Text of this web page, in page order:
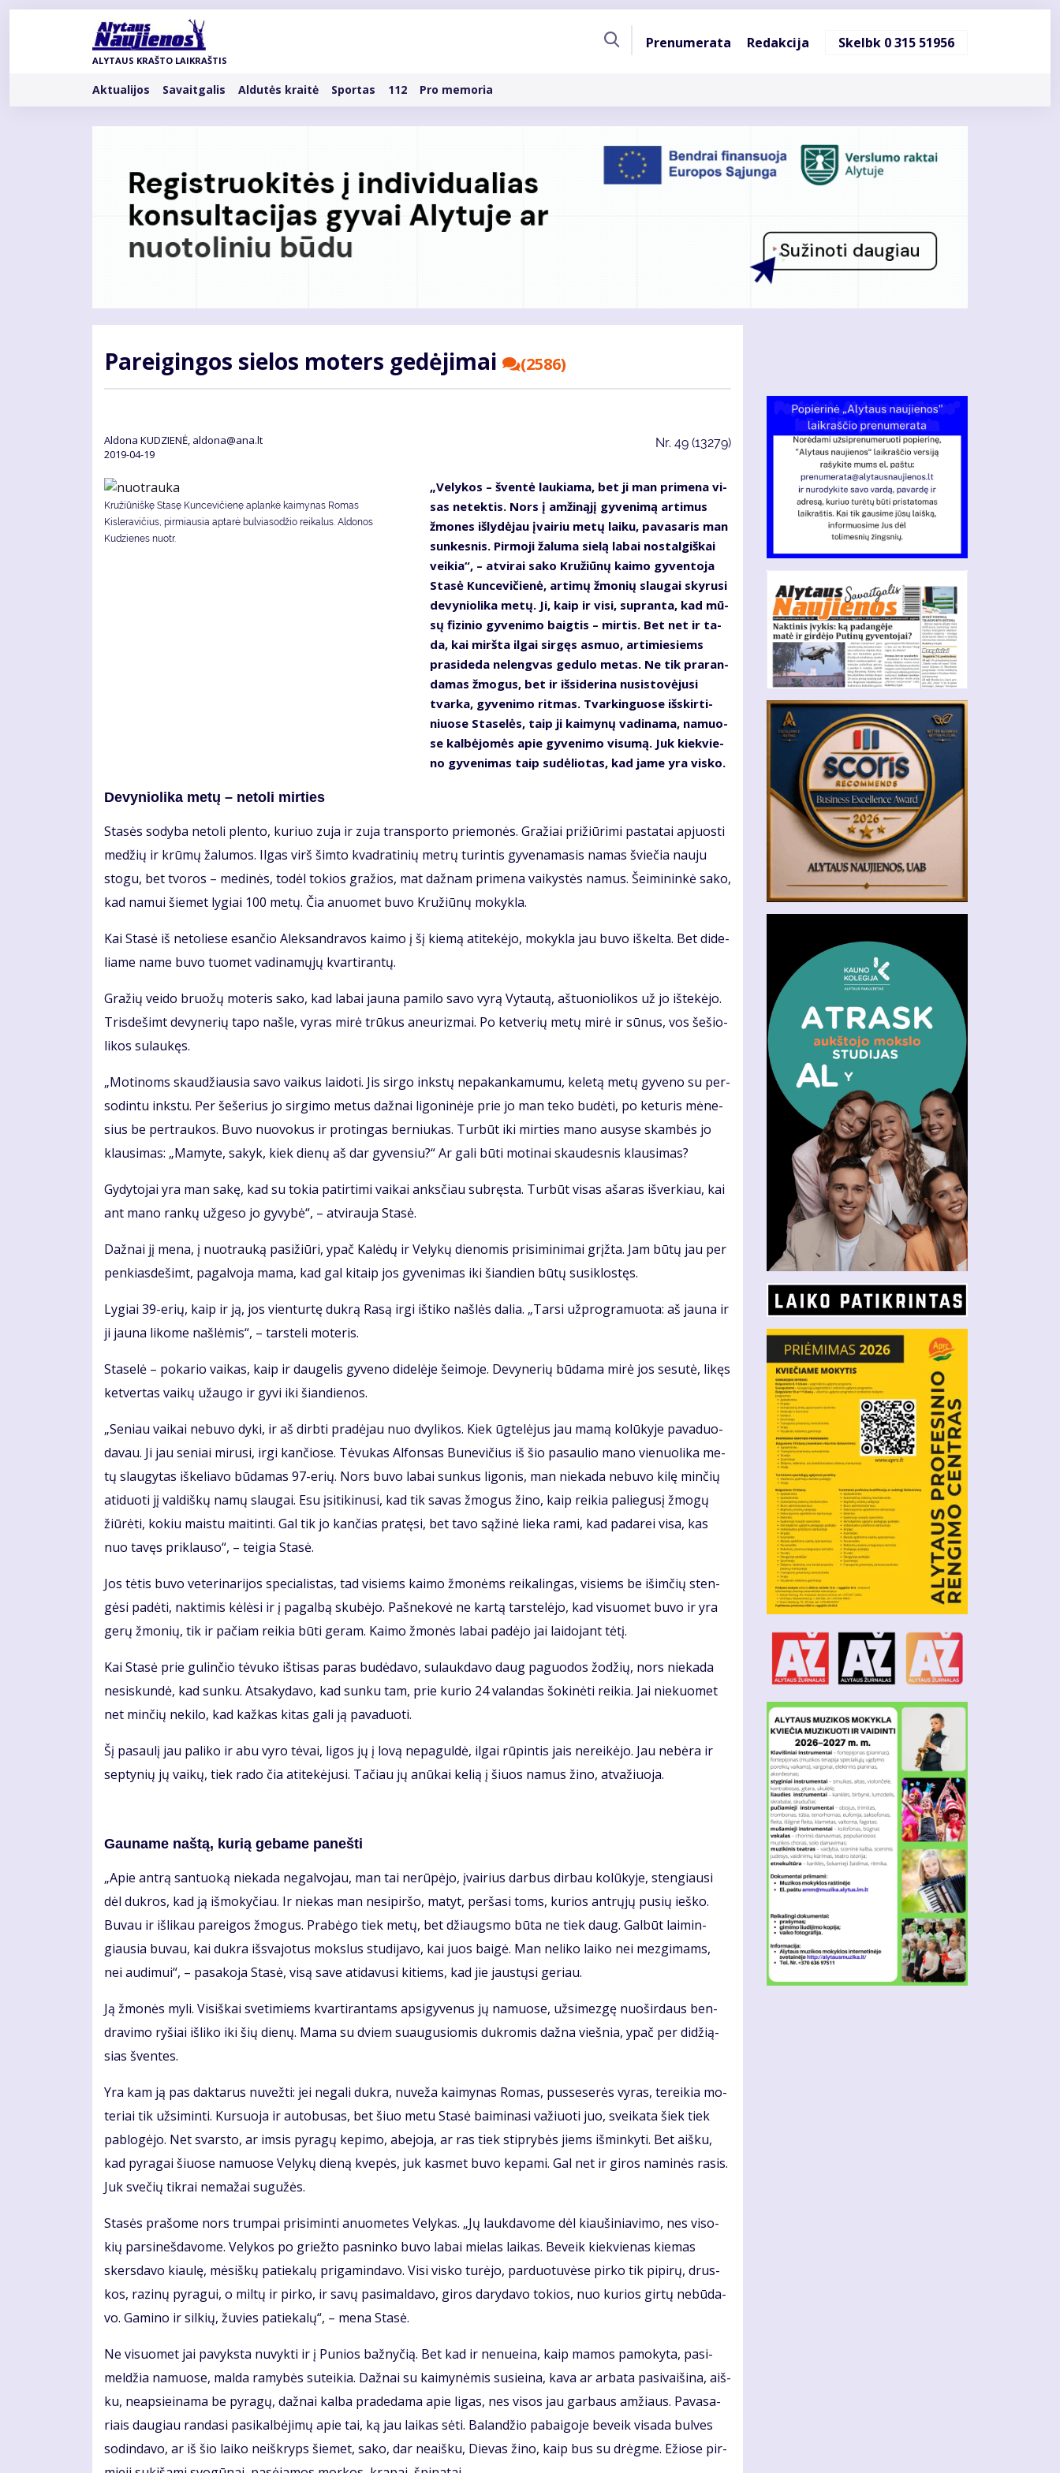
Pereiti
ALYTAUS KRAŠTO LAIKRAŠTIS
Pagrindinė
Prenumerata Redakcija Skelbk 0 315 51956
Rubrikos
Aktualijos Savaitgalis Aldutės kraitė Sportas 112 Pro memoria
Pa­rei­gin­gos sie­los mo­ters ge­dė­ji­mai (2586)
Aldona KUDZIENĖ, aldona@ana.lt
2019-04-19
Nr. 49 (13279)
Kružiūniškę Stasę Kuncevičienę aplankė kaimynas Romas
Kisleravičius, pirmiausia aptarė bulviasodžio reikalus. Aldonos
Kudzienes nuotr.
„Ve­ly­kos – šven­tė lau­kia­ma, bet ji man pri­me­na vi­
sas ne­tek­tis. Nors į am­ži­ną­jį gy­ve­ni­mą ar­ti­mus
žmo­nes iš­ly­dė­jau įvai­riu me­tų lai­ku, pa­va­sa­ris man
sun­kes­nis. Pir­mo­ji ža­lu­ma sie­lą la­bai nos­tal­giš­kai
vei­kia“, – at­vi­rai sa­ko Kru­žiū­nų kai­mo gy­ven­to­ja
Sta­sė Kun­ce­vi­čie­nė, ar­ti­mų žmo­nių slau­gai sky­ru­si
de­vy­nio­li­ka me­tų. Ji, kaip ir vi­si, su­pran­ta, kad mū­
sų fi­zi­nio gy­ve­ni­mo baig­tis – mir­tis. Bet net ir ta­
da, kai mirš­ta il­gai sir­gęs as­muo, ar­ti­mie­siems
pra­si­de­da ne­leng­vas ge­du­lo me­tas. Ne tik pra­ran­
da­mas žmo­gus, bet ir iš­si­de­ri­na nu­si­sto­vė­ju­si
tvar­ka, gy­ve­ni­mo rit­mas. Tvar­kin­guo­se iš­skir­ti­
niuo­se Sta­se­lės, taip ji kai­my­nų va­di­na­ma, na­muo­
se kal­bė­jo­mės apie gy­ve­ni­mo vi­su­mą. Juk kiek­vie­
no gy­ve­ni­mas taip su­dė­lio­tas, kad ja­me yra vis­ko.
De­vy­nio­li­ka me­tų – ne­to­li mir­ties
Sta­sės so­dy­ba ne­to­li plen­to, ku­riuo zu­ja ir zu­ja trans­por­to prie­mo­nės. Gra­žiai pri­žiū­ri­mi pa­sta­tai ap­juos­ti
me­džių ir krū­mų ža­lu­mos. Il­gas virš šim­to kvad­ra­ti­nių met­rų tu­rin­tis gy­ve­na­ma­sis na­mas švie­čia nau­ju
sto­gu, bet tvo­ros – me­di­nės, to­dėl to­kios gra­žios, mat daž­nam pri­me­na vai­kys­tės na­mus. Šei­mi­nin­kė sa­ko,
kad na­mui šie­met ly­giai 100 me­tų. Čia anuo­met bu­vo Kru­žiū­nų mo­kyk­la.
Kai Sta­sė iš ne­to­lie­se esan­čio Alek­san­dra­vos kai­mo į šį kie­mą ati­te­kė­jo, mo­kyk­la jau bu­vo iš­kel­ta. Bet di­de­
lia­me na­me bu­vo tuo­met va­di­na­mų­jų kvar­ti­ran­tų.
Gra­žių vei­do bruo­žų mo­te­ris sa­ko, kad la­bai jau­na pa­mi­lo sa­vo vy­rą Vy­tau­tą, aš­tuo­nio­li­kos už jo iš­te­kė­jo.
Tris­de­šimt de­vy­ne­rių ta­po naš­le, vy­ras mi­rė trū­kus aneu­riz­mai. Po ket­ve­rių me­tų mi­rė ir sū­nus, vos še­šio­
li­kos su­lau­kęs.
„Mo­ti­noms skau­džiau­sia sa­vo vai­kus lai­do­ti. Jis sir­go inks­tų ne­pa­kan­ka­mu­mu, ke­le­tą me­tų gy­ve­no su per­
so­din­tu inks­tu. Per še­še­rius jo sir­gi­mo me­tus daž­nai li­go­ni­nė­je prie jo man te­ko bu­dė­ti, po ke­tu­ris mė­ne­
sius be per­trau­kos. Bu­vo nuo­vo­kus ir pro­tin­gas ber­niu­kas. Tur­būt iki mir­ties ma­no au­sy­se skam­bės jo
klau­si­mas: „Ma­my­te, sa­kyk, kiek die­nų aš dar gy­ven­siu?“ Ar ga­li bū­ti mo­ti­nai skau­des­nis klau­si­mas?
Gy­dy­to­jai yra man sa­kę, kad su to­kia pa­tir­ti­mi vai­kai anks­čiau su­bręs­ta. Tur­būt vi­sas aša­ras iš­ver­kiau, kai
ant ma­no ran­kų už­ge­so jo gy­vy­bė“, – at­vi­rau­ja Sta­sė.
Daž­nai jį me­na, į nuo­trau­ką pa­si­žiū­ri, ypač Ka­lė­dų ir Ve­ly­kų die­no­mis pri­si­mi­ni­mai grįž­ta. Jam bū­tų jau per
pen­kias­de­šimt, pa­gal­vo­ja ma­ma, kad gal ki­taip jos gy­ve­ni­mas iki šian­dien bū­tų su­si­klos­tęs.
Ly­giai 39-erių, kaip ir ją, jos vien­tur­tę duk­rą Ra­są ir­gi iš­ti­ko naš­lės da­lia. „Tar­si už­prog­ra­muo­ta: aš jau­na ir
ji jau­na li­ko­me naš­lė­mis“, – tars­te­li mo­te­ris.
Sta­se­lė – po­ka­rio vai­kas, kaip ir dau­ge­lis gy­ve­no di­de­lė­je šei­mo­je. De­vy­ne­rių bū­da­ma mi­rė jos se­su­tė, li­kęs
ket­ver­tas vai­kų už­au­go ir gy­vi iki šian­die­nos.
„Se­niau vai­kai ne­bu­vo dy­ki, ir aš dirb­ti pra­dė­jau nuo dvy­li­kos. Kiek ūg­te­lė­jus jau ma­mą ko­lū­ky­je pa­va­duo­
da­vau. Ji jau se­niai mi­ru­si, ir­gi kan­čio­se. Tė­vu­kas Al­fon­sas Bu­ne­vi­čius iš šio pa­sau­lio ma­no vie­nuo­li­ka me­
tų slau­gy­tas iš­ke­lia­vo bū­da­mas 97-erių. Nors bu­vo la­bai sun­kus li­go­nis, man nie­ka­da ne­bu­vo ki­lę min­čių
ati­duo­ti jį val­diš­kų na­mų slau­gai. Esu įsi­ti­ki­nu­si, kad tik sa­vas žmo­gus ži­no, kaip rei­kia pa­lie­gu­sį žmo­gų
žiū­rė­ti, ko­kiu mais­tu mai­tin­ti. Gal tik jo kan­čias pra­tę­si, bet ta­vo są­ži­nė lie­ka ra­mi, kad pa­da­rei vi­sa, kas
nuo ta­vęs pri­klau­so“, – tei­gia Sta­sė.
Jos tė­tis bu­vo ve­te­ri­na­ri­jos spe­cia­lis­tas, tad vi­siems kai­mo žmo­nėms rei­ka­lin­gas, vi­siems be iš­im­čių sten­
gė­si pa­dė­ti, nak­ti­mis kė­lė­si ir į pa­gal­bą sku­bė­jo. Pa­šne­ko­vė ne kar­tą tars­te­lė­jo, kad vi­suo­met bu­vo ir yra
ge­rų žmo­nių, tik ir pa­čiam rei­kia bū­ti ge­ram. Kai­mo žmo­nės la­bai pa­dė­jo jai lai­do­jant tė­tį.
Kai Sta­sė prie gu­lin­čio tė­vu­ko iš­ti­sas pa­ras bu­dė­da­vo, su­lauk­da­vo daug pa­guo­dos žo­džių, nors nie­ka­da
ne­si­skun­dė, kad sun­ku. At­sa­ky­da­vo, kad sun­ku tam, prie ku­rio 24 va­lan­das šo­ki­nė­ti rei­kia. Jai nie­kuo­met
net min­čių ne­ki­lo, kad kaž­kas ki­tas ga­li ją pa­va­duo­ti.
Šį pa­sau­lį jau pa­li­ko ir abu vy­ro tė­vai, li­gos jų į lo­vą ne­pa­gul­dė, il­gai rū­pin­tis jais ne­rei­kė­jo. Jau ne­bė­ra ir
sep­ty­nių jų vai­kų, tiek ra­do čia ati­te­kė­ju­si. Ta­čiau jų anū­kai ke­lią į šiuos na­mus ži­no, at­va­žiuo­ja.
Gau­na­me naš­tą, ku­rią ge­ba­me pa­neš­ti
„Apie an­trą san­tuo­ką nie­ka­da ne­gal­vo­jau, man tai ne­rū­pė­jo, įvai­rius dar­bus dir­bau ko­lū­ky­je, sten­giau­si
dėl duk­ros, kad ją iš­mo­ky­čiau. Ir nie­kas man ne­si­pir­šo, ma­tyt, per­ša­si toms, ku­rios ant­rų­jų pu­sių ieš­ko.
Bu­vau ir iš­li­kau pa­rei­gos žmo­gus. Pra­bė­go tiek me­tų, bet džiaugs­mo bū­ta ne tiek daug. Gal­būt lai­min­
giau­sia bu­vau, kai duk­ra iš­sva­jo­tus moks­lus stu­di­ja­vo, kai juos bai­gė. Man ne­li­ko lai­ko nei mez­gi­mams,
nei au­di­mui“, – pa­sa­ko­ja Sta­sė, vi­są sa­ve ati­da­vu­si ki­tiems, kad jie jaus­tų­si ge­riau.
Ją žmo­nės my­li. Vi­siš­kai sve­ti­miems kvar­ti­ran­tams ap­si­gy­ve­nus jų na­muo­se, už­si­mez­gę nuo­šir­daus ben­
dra­vi­mo ry­šiai iš­li­ko iki šių die­nų. Ma­ma su dviem su­au­gu­sio­mis duk­ro­mis daž­na vieš­nia, ypač per di­dži­ą­
sias šven­tes.
Yra kam ją pas dak­ta­rus nu­vež­ti: jei ne­ga­li duk­ra, nu­ve­ža kai­my­nas Ro­mas, pus­se­se­rės vy­ras, te­rei­kia mo­
te­riai tik už­si­min­ti. Kur­suo­ja ir au­to­bu­sas, bet šiuo me­tu Sta­sė bai­mi­na­si va­žiuo­ti juo, svei­ka­ta šiek tiek
pa­blo­gė­jo. Net svars­to, ar im­sis py­ra­gų ke­pi­mo, abe­jo­ja, ar ras tiek stip­ry­bės jiems iš­min­ky­ti. Bet aiš­ku,
kad py­ra­gai šiuo­se na­muo­se Ve­ly­kų die­ną kve­pės, juk kas­met bu­vo ke­pa­mi. Gal net ir gi­ros na­mi­nės ra­sis.
Juk sve­čių tik­rai ne­ma­žai su­gu­žės.
Sta­sės pra­šo­me nors trum­pai pri­si­min­ti anuo­me­tes Ve­ly­kas. „Jų lauk­da­vo­me dėl kiau­ši­nia­vi­mo, nes vi­so­
kių par­si­neš­da­vo­me. Ve­ly­kos po griež­to pas­nin­ko bu­vo la­bai mie­las lai­kas. Be­veik kiek­vie­nas kie­mas
skers­da­vo kiau­lę, mė­siš­kų pa­tie­ka­lų pri­ga­min­da­vo. Vi­si vis­ko tu­rė­jo, par­duo­tu­vė­se pir­ko tik pi­pi­rų, drus­
kos, ra­zi­nų py­ra­gui, o mil­tų ir pir­ko, ir sa­vų pa­si­mal­da­vo, gi­ros da­ry­da­vo to­kios, nuo ku­rios gir­tų ne­bū­da­
vo. Ga­mi­no ir sil­kių, žu­vies pa­tie­ka­lų“, – me­na Sta­sė.
Ne vi­suo­met jai pa­vyks­ta nu­vyk­ti ir į Pu­nios baž­ny­čią. Bet kad ir ne­nu­ei­na, kaip ma­mos pa­mo­ky­ta, pa­si­
mel­džia na­muo­se, mal­da ra­my­bės su­tei­kia. Daž­nai su kai­my­nė­mis su­si­ei­na, ka­va ar ar­ba­ta pa­si­vai­ši­na, aiš­
ku, neap­si­ei­na­ma be py­ra­gų, daž­nai kal­ba pra­de­da­ma apie li­gas, nes vi­sos jau gar­baus am­žiaus. Pa­va­sa­
riais dau­giau ran­da­si pa­si­kal­bė­ji­mų apie tai, ką jau lai­kas sė­ti. Ba­lan­džio pa­bai­go­je be­veik vi­sa­da bul­ves
so­din­da­vo, ar iš šio lai­ko ne­iš­kryps šie­met, sa­ko, dar ne­aiš­ku, Die­vas ži­no, kaip bus su drėg­me. Ežio­se pir­